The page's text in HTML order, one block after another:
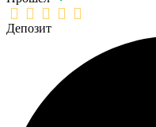
Депозит